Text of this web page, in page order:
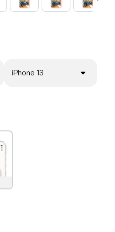
iPhone 13